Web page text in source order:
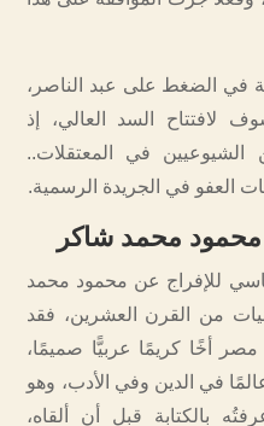
في الضغط على عبد الناصر،
لافتتاح السد العالي، إذ
في المعتقلات..
العفو في الجريدة الرسمية.
محمد شاكر
للإفراج عن محمود محمد
من القرن العشرين، فقد
أخًا كريمًا عربيًّا صميمًا،
في الدين وفي الأدب، وهو
بالكتابة قبل أن ألقاه،